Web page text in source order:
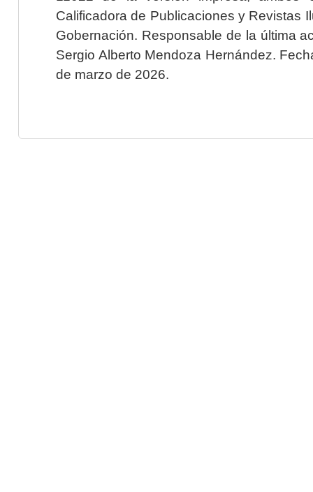
Calificadora de Publicaciones y Revistas
Gobernación. Responsable de la última
Sergio Alberto Mendoza Hernández.
de marzo de 2026.